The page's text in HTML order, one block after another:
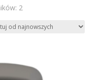
2Posortowane
najnowszych